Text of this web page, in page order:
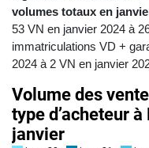
volumes totaux en
53 VN en janvier 2024 à
immatriculations VD +
2024 à 2 VN en janvier